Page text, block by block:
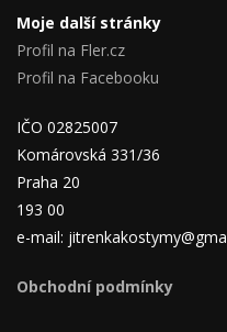
Moje další stránky
Profil na Fler.cz
Profil na Facebooku
IČO 02825007
Komárovská 331/36
Praha 20
193 00
e-mail:
Obchodní podmínky